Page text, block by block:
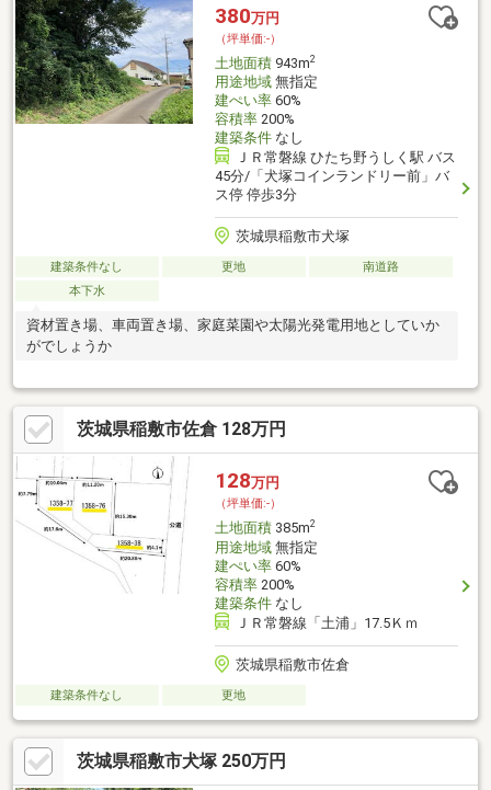
380万円
（坪単価:-）
土地面積943m2
用途地域無指定
建ぺい率60%
容積率200%
建築条件なし
ＪＲ常磐線 ひたち野うしく駅 バス
45分/「犬塚コインランドリー前」バ
ス停 停歩3分
茨城県稲敷市犬塚
建築条件なし 更地
南道路
本下水
資材置き場、車両置き場、家庭菜園や太陽光発電用地としていか
がでしょうか
茨城県稲敷市佐倉 128万円
128万円
（坪単価:-）
土地面積385m2
用途地域無指定
建ぺい率60%
容積率200%
建築条件なし
ＪＲ常磐線「土浦」17.5Ｋｍ
茨城県稲敷市佐倉
建築条件なし 更地
茨城県稲敷市犬塚 250万円